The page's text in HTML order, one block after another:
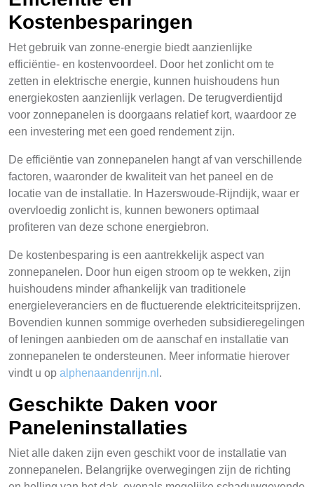
Kostenbesparingen
Het gebruik van zonne-energie biedt aanzienlijke
efficiëntie- en kostenvoordeel. Door het zonlicht om te
zetten in elektrische energie, kunnen huishoudens hun
energiekosten aanzienlijk verlagen. De terugverdientijd
voor zonnepanelen is doorgaans relatief kort, waardoor ze
een investering met een goed rendement zijn.
De efficiëntie van zonnepanelen hangt af van verschillende
factoren, waaronder de kwaliteit van het paneel en de
locatie van de installatie. In Hazerswoude-Rijndijk, waar er
overvloedig zonlicht is, kunnen bewoners optimaal
profiteren van deze schone energiebron.
De kostenbesparing is een aantrekkelijk aspect van
zonnepanelen. Door hun eigen stroom op te wekken, zijn
huishoudens minder afhankelijk van traditionele
energieleveranciers en de fluctuerende elektriciteitsprijzen.
Bovendien kunnen sommige overheden subsidieregelingen
of leningen aanbieden om de aanschaf en installatie van
zonnepanelen te ondersteunen. Meer informatie hierover
vindt u op alphenaandenrijn.nl .
Geschikte Daken voor
Paneleninstallaties
Niet alle daken zijn even geschikt voor de installatie van
zonnepanelen. Belangrijke overwegingen zijn de richting